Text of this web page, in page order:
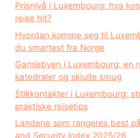
Prisnivå i Luxembourg: hva
reise hit?
Hvordan komme seg til
du smartest fra Norge
Gamlebyen i Luxembourg: en
katedraler og skjulte smug
Stikkontakter i Luxembourg:
praktiske reisetips
Landene som rangeres best
and Security Index 2025/26